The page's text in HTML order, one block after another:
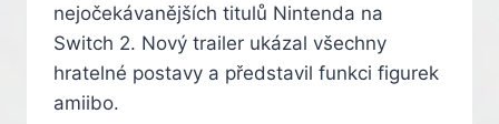
nejočekávanějších titulů Nintenda na
Switch 2. Nový trailer ukázal všechny
hratelné postavy a představil funkci figurek
amiibo.